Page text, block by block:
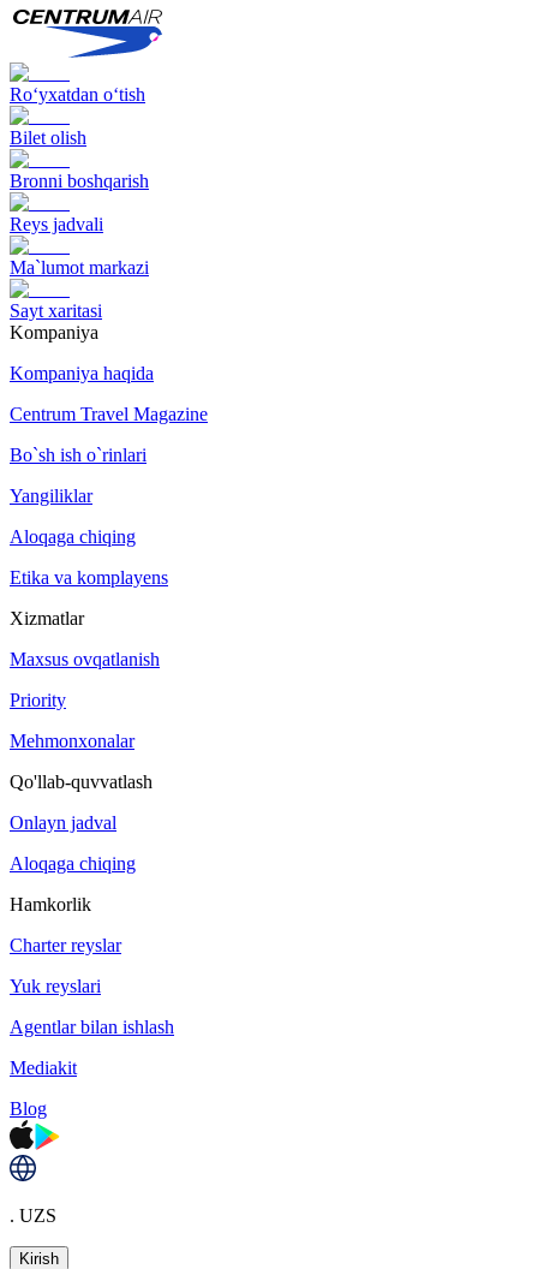
Ro‘yxatdan o‘tish
Bilet olish
Bronni boshqarish
Reys jadvali
Ma`lumot markazi
Sayt xaritasi
Kompaniya
Kompaniya haqida
Centrum Travel Magazine
Bo`sh ish o`rinlari
Yangiliklar
Aloqaga chiqing
Etika va komplayens
Xizmatlar
Maxsus ovqatlanish
Priority
Mehmonxonalar
Qo'llab-quvvatlash
Onlayn jadval
Aloqaga chiqing
Hamkorlik
Charter reyslar
Yuk reyslari
Agentlar bilan ishlash
Mediakit
Blog
. UZS
Kirish